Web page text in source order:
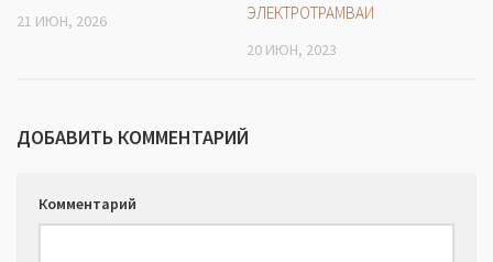
21 ИЮН, 2026
ЭЛЕКТРОТРАМВАИ
20 ИЮН, 2023
ДОБАВИТЬ КОММЕНТАРИЙ
Комментарий